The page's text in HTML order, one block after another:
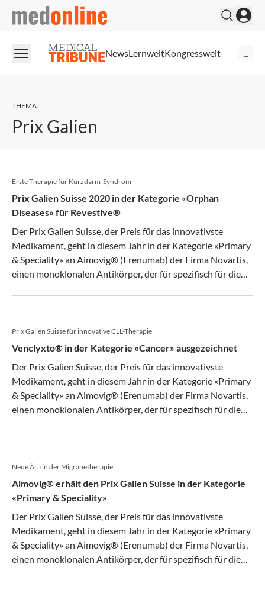
medonline
NewsLernweltKongresswelt
THEMA:
Prix Galien
Erste Therapie für Kurzdarm-Syndrom
Prix Galien Suisse 2020 in der Kategorie «Orphan
Diseases» für Revestive®
Der Prix Galien Suisse, der Preis für das innovativste
Medikament, geht in diesem Jahr in der Kategorie «Primary
& Speciality» an Aimovig® (Erenumab) der Firma Novartis,
einen monoklonalen Antikörper, der für spezifisch für die
Prix Galien Suisse für innovative CLL-Therapie
Venclyxto® in der Kategorie «Cancer» ausgezeichnet
Der Prix Galien Suisse, der Preis für das innovativste
Medikament, geht in diesem Jahr in der Kategorie «Primary
& Speciality» an Aimovig® (Erenumab) der Firma Novartis,
einen monoklonalen Antikörper, der für spezifisch für die
Neue Ära in der Migränetherapie
Aimovig® erhält den Prix Galien Suisse in der Kategorie
«Primary & Speciality»
Der Prix Galien Suisse, der Preis für das innovativste
Medikament, geht in diesem Jahr in der Kategorie «Primary
& Speciality» an Aimovig® (Erenumab) der Firma Novartis,
einen monoklonalen Antikörper, der für spezifisch für die